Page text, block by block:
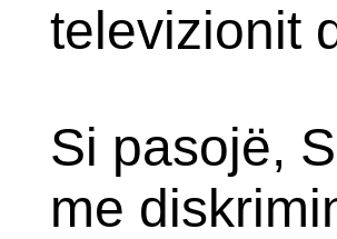
televizionit
Si pasojë,
me